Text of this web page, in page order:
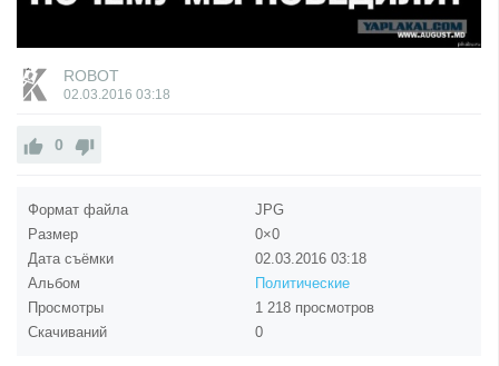
ROBOT
02.03.2016 03:18
0
Формат файла
JPG
Размер
0×0
Дата съёмки
02.03.2016 03:18
Альбом
Политические
Просмотры
1 218 просмотров
Скачиваний
0